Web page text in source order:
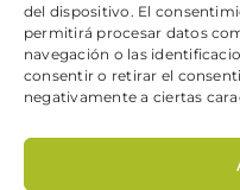
del dispositivo. El
permitirá procesar datos
navegación o las
consentir o retirar el
negativamente a ciertas
Domingo Cerrado